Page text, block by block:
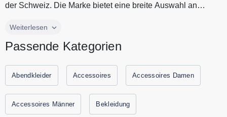
der Schweiz. Die Marke bietet eine breite Auswahl an
BLACKOUT ist ein Trendlabel für Jeans und Freizeitmode in
Kleidung, von luftigen Blusen bis zu lässigen Jeans Shorts.
besonderen Outfit für den Abend suchst, BLACKOUT hat für
jeden etwas dabei. Das Sortiment mit den vier eigenen
Modelabels For Friends, Multiblu, Tom Tompson und TOM
umfasst wöchentlich aktualisierte Kollektionen, deren
Weiterlesen
Passende Kategorien
Abendkleider Accessoires Accessoires Damen
Accessoires Männer Bekleidung